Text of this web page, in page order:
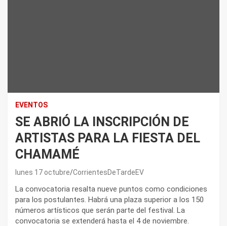
EVENTOS
SE ABRIÓ LA INSCRIPCIÓN DE
ARTISTAS PARA LA FIESTA DEL
CHAMAMÉ
lunes 17 octubre CorrientesDeTardeEV
La convocatoria resalta nueve puntos como condiciones
para los postulantes. Habrá una plaza superior a los 150
números artísticos que serán parte del festival. La
convocatoria se extenderá hasta el 4 de noviembre.